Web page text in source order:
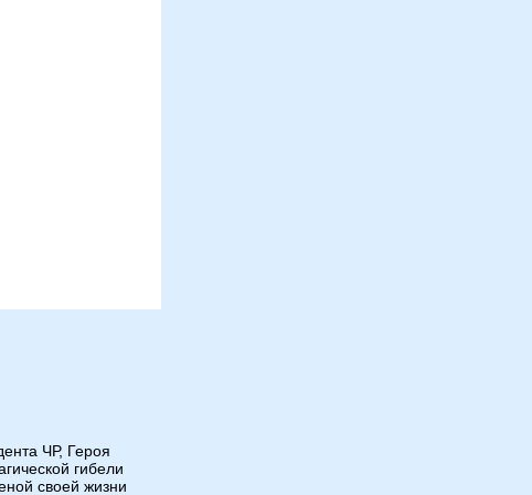
ЧР, Героя
гибели
своей жизни